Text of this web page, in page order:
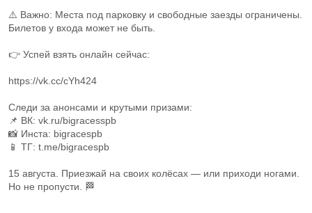
⚠️ Важно: Места под парковку и свободные заезды ограничены.
Билетов у входа может не быть.
👉 Успей взять онлайн сейчас:
https://vk.cc/cYh424
Следи за анонсами и крутыми призами:
📌 ВК: vk.ru/bigracesspb
📸 Инста: bigracespb
📱 ТГ: t.me/bigracespb
15 августа. Приезжай на своих колёсах — или приходи ногами.
Но не пропусти. 🏁